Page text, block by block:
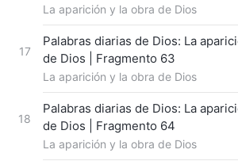
La aparición y la obra de Dios
17
Palabras diarias de Dios: La
de Dios | Fragmento 63
La aparición y la obra de Dios
18
Palabras diarias de Dios: La
de Dios | Fragmento 64
La aparición y la obra de Dios